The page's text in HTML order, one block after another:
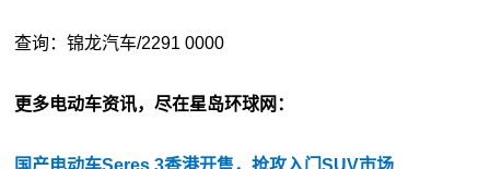
查询：锦龙汽车/2291 0000
更多电动车资讯，尽在星岛环球网：
国产电动车Seres 3香港开售，抢攻入门SUV市场